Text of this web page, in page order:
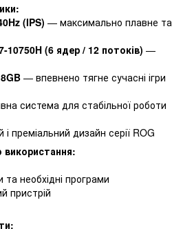
(IPS) — максимально плавне та
10750H (6 ядер / 12 потоків) —
— впевнено тягне сучасні ігри
система для стабільної роботи
преміальний дизайн серії ROG
необхідні програми
пристрій